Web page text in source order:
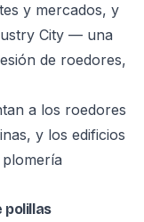
y mercados, y
City — una
de roedores,
a los roedores
y los edificios
polillas